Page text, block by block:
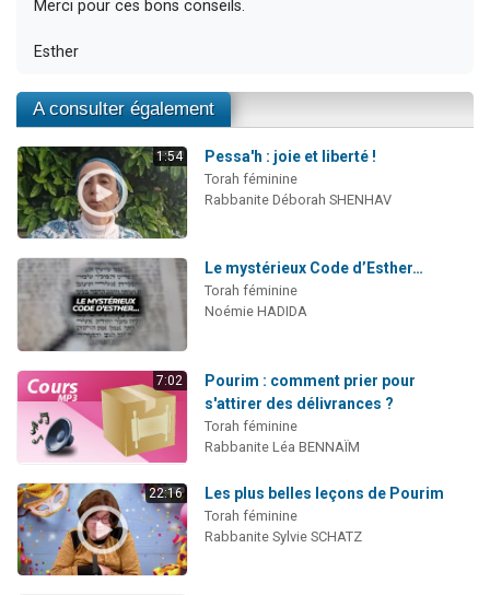
Merci pour ces bons conseils.
Esther
A consulter également
1:54 Pessa'h : joie et liberté !
Torah féminine
Rabbanite Déborah SHENHAV
Le mystérieux Code d’Esther…
Torah féminine
Noémie HADIDA
7:02
Pourim : comment prier pour
s'attirer des délivrances ?
Torah féminine
Rabbanite Léa BENNAÏM
22:16 Les plus belles leçons de Pourim
Torah féminine
Rabbanite Sylvie SCHATZ